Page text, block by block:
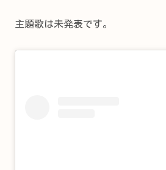
主題歌は未発表です。